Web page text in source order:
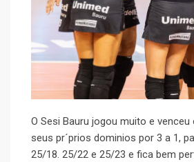
O Sesi Bauru jogou muito e venceu
seus pr´prios dominios por 3 a 1,
25/18. 25/22 e 25/23 e fica bem